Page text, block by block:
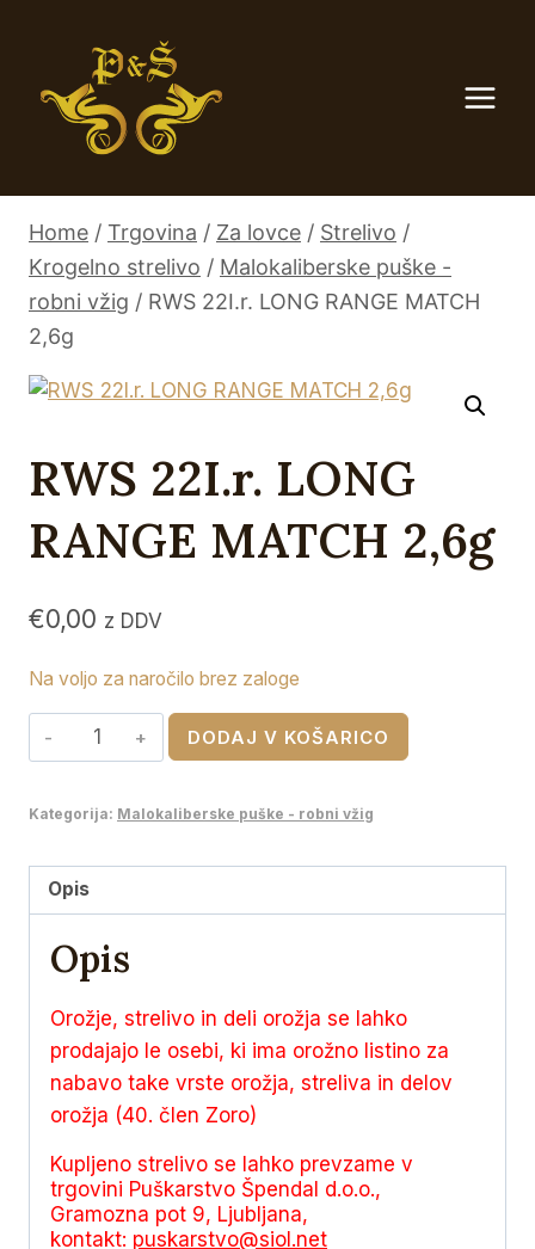
Home / Trgovina / Za lovce / Strelivo /
Krogelno strelivo / Malokaliberske puške -
robni vžig / RWS 22I.r. LONG RANGE MATCH
2,6g
RWS 22I.r. LONG
RANGE MATCH 2,6g
€0,00 z DDV
Na voljo za naročilo brez zaloge
RWS
22I.r.
RANGE
2,6g
količina
DODAJ V KOŠARICO
Kategorija: Malokaliberske puške - robni vžig
Opis
Opis
Orožje, strelivo in deli orožja se lahko
prodajajo le osebi, ki ima orožno listino za
nabavo take vrste orožja, streliva in delov
orožja (40. člen Zoro)
Kupljeno strelivo se lahko prevzame v
trgovini Puškarstvo Špendal d.o.o.,
Gramozna pot 9, Ljubljana,
kontakt: puskarstvo@siol.net